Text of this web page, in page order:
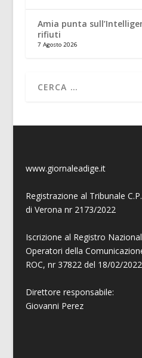
Amia punta
rifiuti
7 Agosto 2026
www.giornaleadige.it
Registrazione al Tribunale C.P.
di Verona nr 2173/2022
Iscrizione al Registro
Operatori della
ROC, nr 37822 del 18/02/2022
Direttore responsabile:
Giovanni Perez